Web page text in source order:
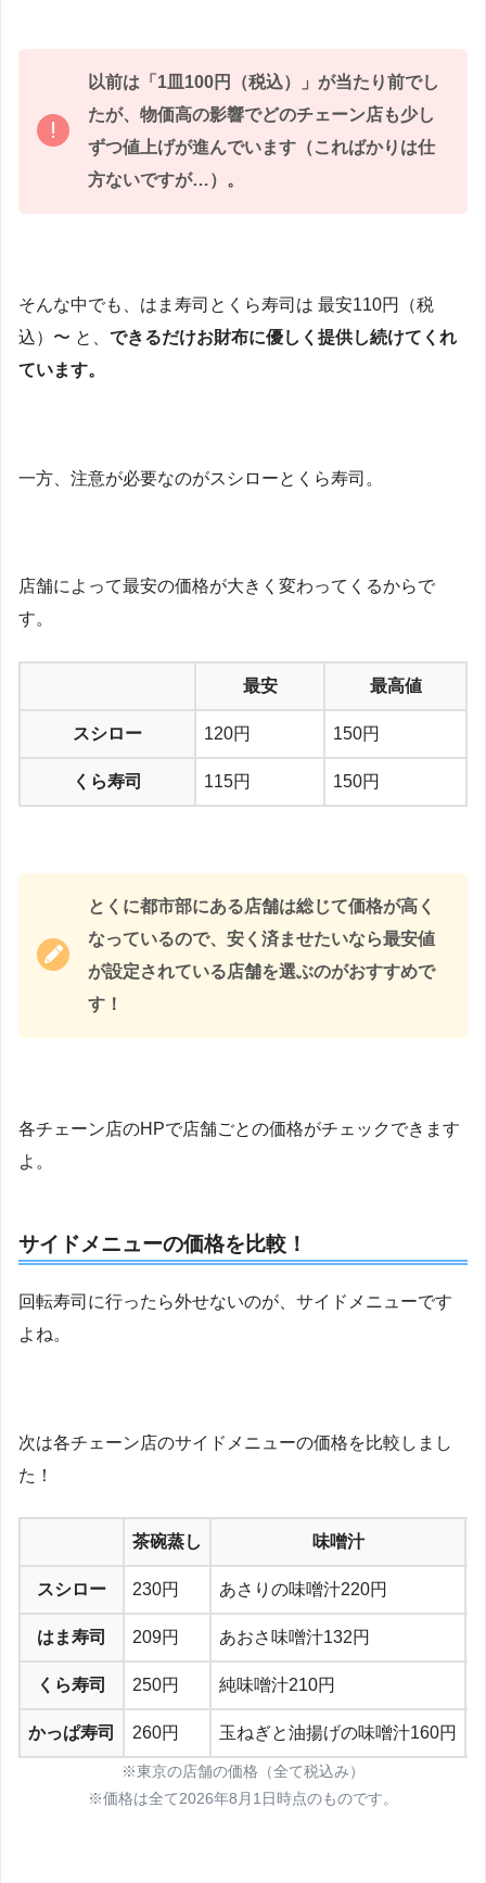
以前は「1皿100円（税込）」が当たり前でし
たが、物価高の影響でどのチェーン店も少し
ずつ値上げが進んでいます（こればかりは仕
方ないですが…）。
そんな中でも、はま寿司とくら寿司は 最安110円（税
込）〜 と、 できるだけお財布に優しく提供し続けてくれ
ています。
一方、注意が必要なのがスシローとくら寿司。
店舗によって最安の価格が大きく変わってくるからで
す。
最安 最高値
スシロー 120円 150円
くら寿司 115円 150円
とくに都市部にある店舗は総じて価格が高く
なっているので、安く済ませたいなら最安値
が設定されている店舗を選ぶのがおすすめで
す！
各チェーン店のHPで店舗ごとの価格がチェックできます
よ。
サイドメニューの価格を比較！
回転寿司に行ったら外せないのが、サイドメニューです
よね。
次は各チェーン店のサイドメニューの価格を比較しまし
た！
茶碗蒸し 味噌汁
スシロー 230円 あさりの味噌汁220円
はま寿司 209円 あおさ味噌汁132円
くら寿司 250円 純味噌汁210円
かっぱ寿司 260円 玉ねぎと油揚げの味噌汁160円
※東京の店舗の価格（全て税込み）
※価格は全て2026年8月1日時点のものです。